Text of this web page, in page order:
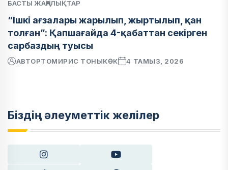
БАСТЫ ЖАҢАЛЫҚТАР
“Ішкі ағзалары жарылып, жыртылып, қан
толған”: Қапшағайда 4-қабаттан секірген
сарбаздың туысы
АВТОРТОМИРИС ТОНЫКӨК 4 ТАМЫЗ, 2026
Біздің әлеуметтік желілер